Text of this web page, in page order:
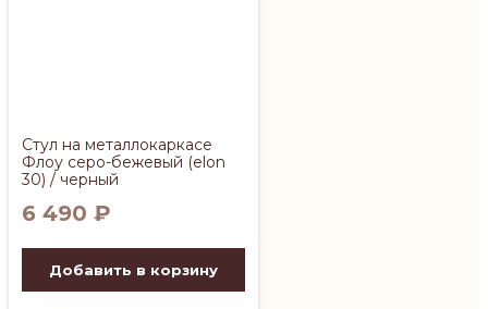
Стул на металлокаркасе
Флоу серо-бежевый (elon
30) / черный
6 490 ₽
Добавить в корзину